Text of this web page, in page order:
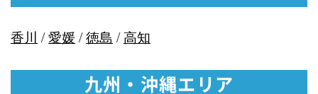
香川 /愛媛/徳島 /高知
九州・沖縄エリア